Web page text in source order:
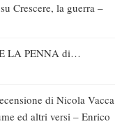
su Crescere, la guerra –
LA PENNA di…
di Nicola Vacca
ed altri versi – Enrico